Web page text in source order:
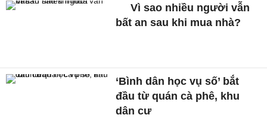
Vì sao nhiều người vẫn
bất an sau khi mua nhà?
‘Bình dân học vụ số’ bắt
đầu từ quán cà phê, khu
dân cư